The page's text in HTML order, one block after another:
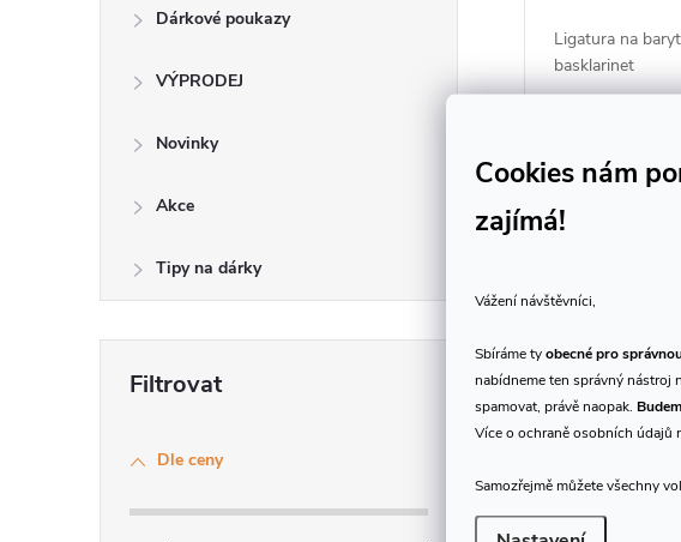
Cookies nám
zajímá!
Vážení návštěvníci,
Sbíráme tyobecné pro
nabídneme ten správný nástroj
spamovat, právě naopak.
Více o ochraně osobních údajů
Samozřejmě můžete všechny
Dárkové poukazy
VÝPRODEJ
Novinky
Akce
Tipy na dárky
Dle ceny
Ligatura na
basklarinet
O
v
l
á
d
a
c